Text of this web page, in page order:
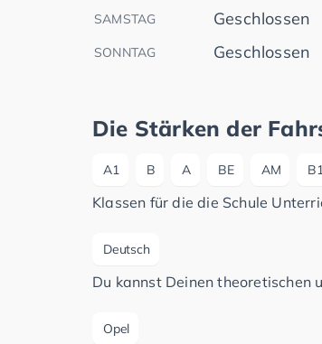
SAMSTAG Geschlossen
SONNTAG Geschlossen
Die Stärken der
A1 B A BE AM
Klassen für die die Schule
Deutsch
Du kannst Deinen theoretischen
Opel